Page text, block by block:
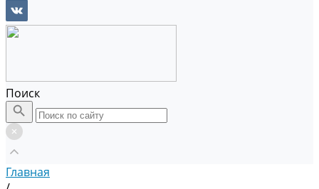
Поиск
Главная